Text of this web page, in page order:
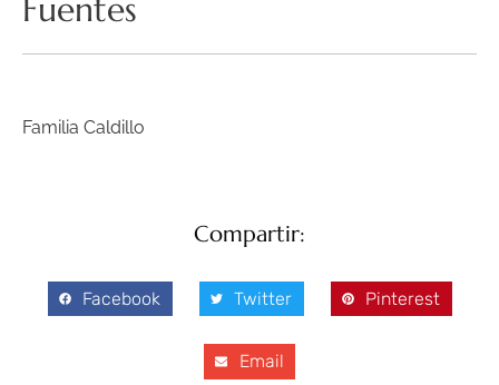
Fuentes
Familia Caldillo
Compartir:
Facebook Twitter Pinterest
Email